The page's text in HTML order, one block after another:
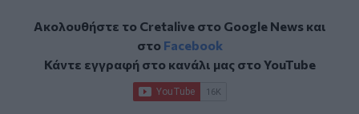
Ακολουθήστε το Cretalive στο Google Newsκαι
στο Facebook
Κάντε εγγραφή στο κανάλι μας στοYouTube